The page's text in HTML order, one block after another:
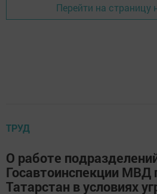
Перейти на страницу
ТРУД
О работе
Госавтоинспекции МВД
Татарстан в условиях